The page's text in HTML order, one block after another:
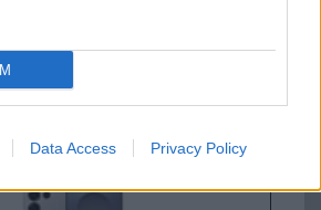
Data Access Privacy Policy
245.000 Ft (használt)